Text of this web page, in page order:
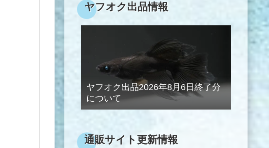
ヤフオク出品情報
ヤフオク出品2026年8月6日終了分
について
通販サイト更新情報